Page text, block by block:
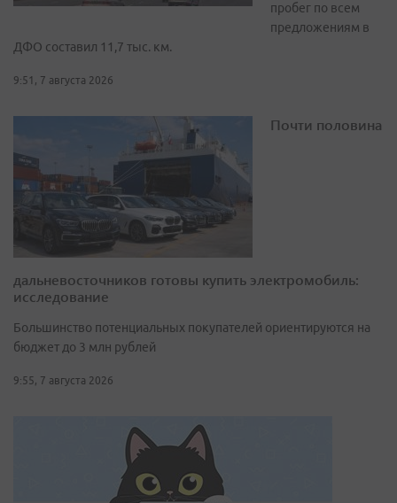
пробег по всем
предложениям в
ДФО составил 11,7 тыс. км.
9:51, 7 августа 2026
Почти половина
дальневосточников готовы купить электромобиль:
исследование
Большинство потенциальных покупателей ориентируются на
бюджет до 3 млн рублей
9:55, 7 августа 2026